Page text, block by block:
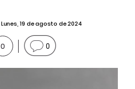
Lunes, 19 de agosto de 2024
0 0